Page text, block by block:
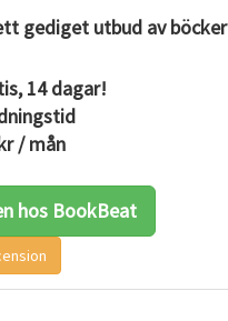
gediget utbud av böcker
14 dagar!
/ mån
hos BookBeat